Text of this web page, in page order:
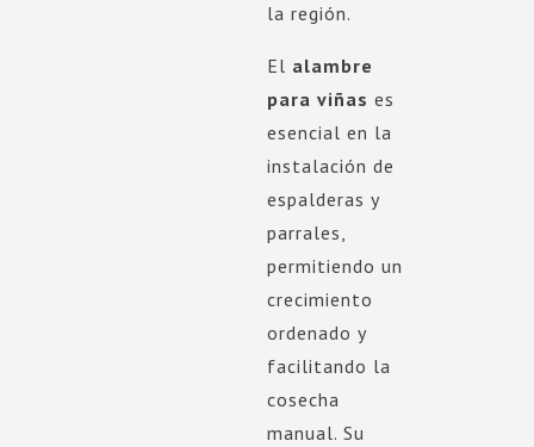
la región.
El alambre
para viñas es
esencial en la
instalación de
espalderas y
parrales,
permitiendo un
crecimiento
ordenado y
facilitando la
cosecha
manual. Su